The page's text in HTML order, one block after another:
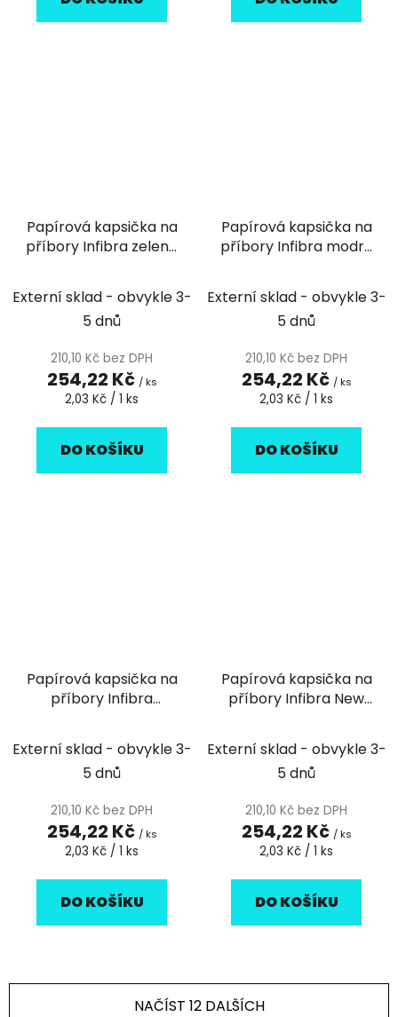
Papírová kapsička na
příbory Infibra zelená
Externí sklad - obvykle 3-
5 dnů
210,10 Kč bez DPH
254,22 Kč / ks
Měrná
2,03 Kč / 1 ks
DO KOŠÍKU
Papírová kapsička na
příbory Infibra modrá
Externí sklad - obvykle 3-
5 dnů
210,10 Kč bez DPH
254,22 Kč / ks
Měrná
2,03 Kč / 1 ks
DO KOŠÍKU
Papírová kapsička na
příbory Infibra
ubrouskem - 125ks
Externí sklad - obvykle 3-
5 dnů
210,10 Kč bez DPH
254,22 Kč / ks
Měrná
2,03 Kč / 1 ks
DO KOŠÍKU
Papírová kapsička na
příbory Infibra New
ubrouskem - 125ks
Externí sklad - obvykle 3-
5 dnů
210,10 Kč bez DPH
254,22 Kč / ks
Měrná
2,03 Kč / 1 ks
DO KOŠÍKU
NAČÍST 12 DALŠÍCH